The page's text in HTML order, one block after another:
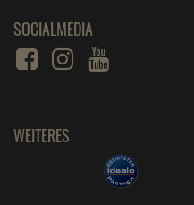
SOCIALMEDIA
WEITERES